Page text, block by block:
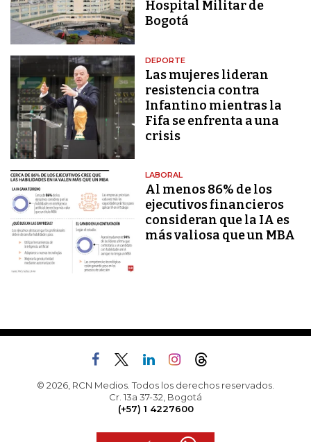
Hospital Militar de
Bogotá
DEPORTE
Las mujeres lideran
resistencia contra
Infantino mientras la
Fifa se enfrenta a una
crisis
LABORAL
Al menos 86% de los
ejecutivos financieros
consideran que la IA es
más valiosa que un MBA
© 2026, RCN Medios. Todos los derechos reservados.
Cr. 13a 37-32, Bogotá
(+57) 1 4227600